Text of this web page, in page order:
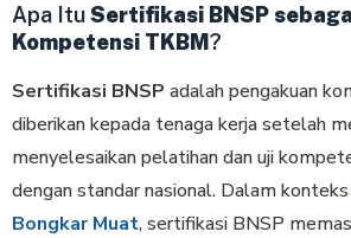
Apa ItuSertifikasi BNSP
Kompetensi TKBM?
Sertifikasi BNSP adalah pengakuan
diberikan kepada tenaga kerja setelah
menyelesaikan pelatihan dan uji
dengan standar nasional. Dalam konteks
Bongkar Muat, sertifikasi BNSP